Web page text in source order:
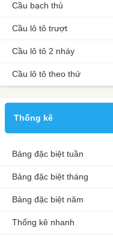
Cầu bạch thủ
Cầu lô tô trượt
Cầu lô tô 2 nháy
Cầu lô tô theo thứ
Thống kê
Bảng đặc biệt tuần
Bảng đặc biệt tháng
Bảng đặc biệt năm
Thống kê nhanh